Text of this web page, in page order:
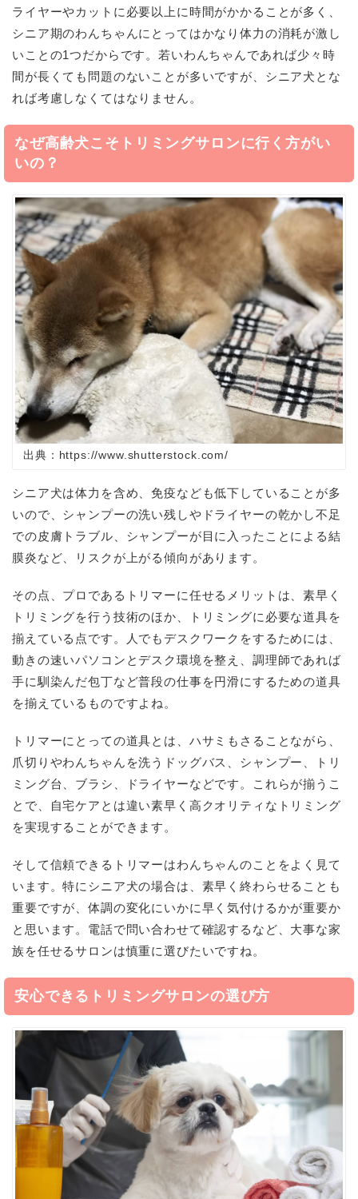
ライヤーやカットに必要以上に時間がかかることが多く、
シニア期のわんちゃんにとってはかなり体力の消耗が激し
いことの1つだからです。若いわんちゃんであれば少々時
間が長くても問題のないことが多いですが、シニア犬とな
れば考慮しなくてはなりません。
なぜ高齢犬こそトリミングサロンに行く方がい
いの？
出典：https://www.shutterstock.com/
シニア犬は体力を含め、免疫なども低下していることが多
いので、シャンプーの洗い残しやドライヤーの乾かし不足
での皮膚トラブル、シャンプーが目に入ったことによる結
膜炎など、リスクが上がる傾向があります。
その点、プロであるトリマーに任せるメリットは、素早く
トリミングを行う技術のほか、トリミングに必要な道具を
揃えている点です。人でもデスクワークをするためには、
動きの速いパソコンとデスク環境を整え、調理師であれば
手に馴染んだ包丁など普段の仕事を円滑にするための道具
を揃えているものですよね。
トリマーにとっての道具とは、ハサミもさることながら、
爪切りやわんちゃんを洗うドッグバス、シャンプー、トリ
ミング台、ブラシ、ドライヤーなどです。これらが揃うこ
とで、自宅ケアとは違い素早く高クオリティなトリミング
を実現することができます。
そして信頼できるトリマーはわんちゃんのことをよく見て
います。特にシニア犬の場合は、素早く終わらせることも
重要ですが、体調の変化にいかに早く気付けるかが重要か
と思います。電話で問い合わせて確認するなど、大事な家
族を任せるサロンは慎重に選びたいですね。
安心できるトリミングサロンの選び方